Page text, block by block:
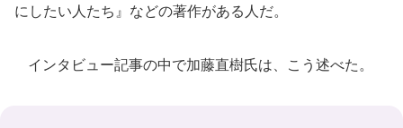
にしたい人たち』などの著作がある人だ。
インタビュー記事の中で加藤直樹氏は、こう述べた。